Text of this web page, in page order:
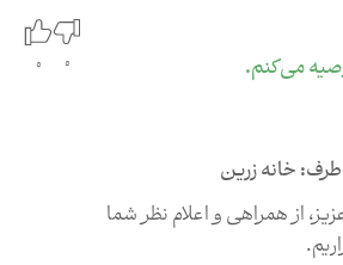
می‌کنم.
0
0
خانه زرین
از همراهی و اعلام نظر شما